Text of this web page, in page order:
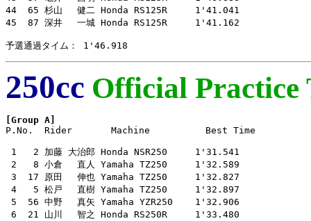
44  65 杉山　 健二 Honda RS125R     1'41.041
45  87 深井　 一城 Honda RS125R     1'41.162
予選通過タイム： 1'46.918
250cc Official Practice
[Group A]
P.No.  Rider       Machine          Best Time
1   2 加藤 大治郎 Honda NSR250     1'31.541
2   8 小倉　 直人 Yamaha TZ250     1'32.589
3  17 原田　 伸也 Yamaha TZ250     1'32.827
4   5 松戸　 直樹 Yamaha TZ250     1'32.897
5  56 中野　 真矢 Yamaha YZR250    1'32.906
6  21 山川　 智之 Honda RS250R     1'33.480